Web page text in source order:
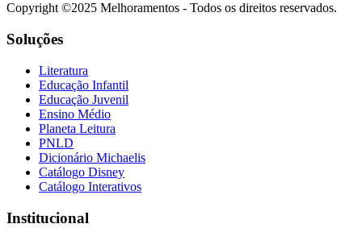
Copyright ©2025 Melhoramentos - Todos os direitos reservados.
Soluções
Literatura
Educação Infantil
Educação Juvenil
Ensino Médio
Planeta Leitura
PNLD
Dicionário Michaelis
Catálogo Disney
Catálogo Interativos
Institucional